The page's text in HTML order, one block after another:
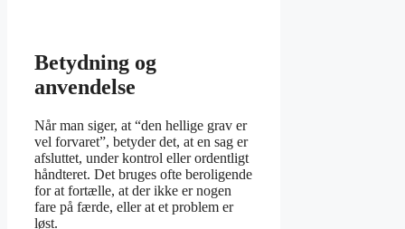
Betydning og
anvendelse
Når man siger, at “den hellige grav er
vel forvaret”, betyder det, at en sag er
afsluttet, under kontrol eller ordentligt
håndteret. Det bruges ofte beroligende
for at fortælle, at der ikke er nogen
fare på færde, eller at et problem er
løst.